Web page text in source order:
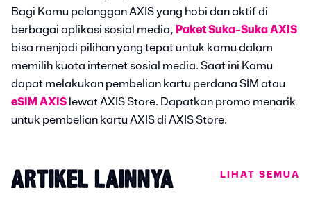
Bagi Kamu pelanggan AXIS yang hobi dan aktif di
berbagai aplikasi sosial media, Paket Suka-Suka AXIS
bisa menjadi pilihan yang tepat untuk kamu dalam
memilih kuota internet sosial media. Saat ini Kamu
dapat melakukan pembelian kartu perdana SIM atau
eSIM AXIS lewat AXIS Store. Dapatkan promo menarik
untuk pembelian kartu AXIS di AXIS Store.
ARTIKEL LAINNYA LIHAT SEMUA